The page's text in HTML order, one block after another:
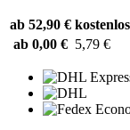
ab 52,90 €
ab 0,00 € 5,79 €